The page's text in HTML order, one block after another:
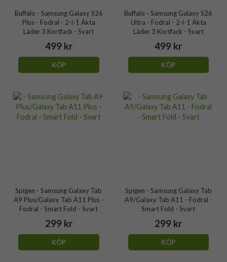
Buffalo - Samsung Galaxy S26
Plus - Fodral - 2-i-1 Äkta
Läder 3 Kortfack - Svart
499 kr
KÖP
Buffalo - Samsung Galaxy S26
Ultra - Fodral - 2-i-1 Äkta
Läder 3 Kortfack - Svart
499 kr
KÖP
Spigen - Samsung Galaxy Tab
A9 Plus/Galaxy Tab A11 Plus -
Fodral - Smart Fold - Svart
299 kr
KÖP
Spigen - Samsung Galaxy Tab
A9/Galaxy Tab A11 - Fodral -
Smart Fold - Svart
299 kr
KÖP